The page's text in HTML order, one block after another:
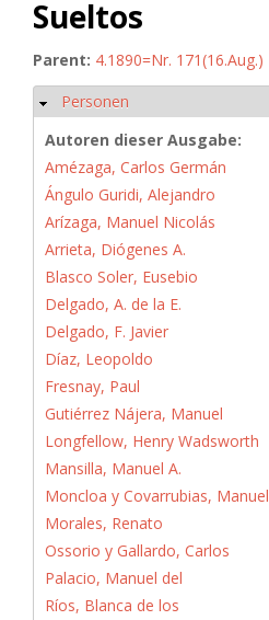
Sueltos
Parent: 4.1890=Nr. 171(16.Aug.)
Ausblenden
Personen
Autoren dieser Ausgabe:
Amézaga, Carlos Germán
Ángulo Guridi, Alejandro
Arízaga, Manuel Nicolás
Arrieta, Diógenes A.
Blasco Soler, Eusebio
Delgado, A. de la E.
Delgado, F. Javier
Díaz, Leopoldo
Fresnay, Paul
Gutiérrez Nájera, Manuel
Longfellow, Henry Wadsworth
Mansilla, Manuel A.
Moncloa y Covarrubias, Manuel
Morales, Renato
Ossorio y Gallardo, Carlos
Palacio, Manuel del
Ríos, Blanca de los